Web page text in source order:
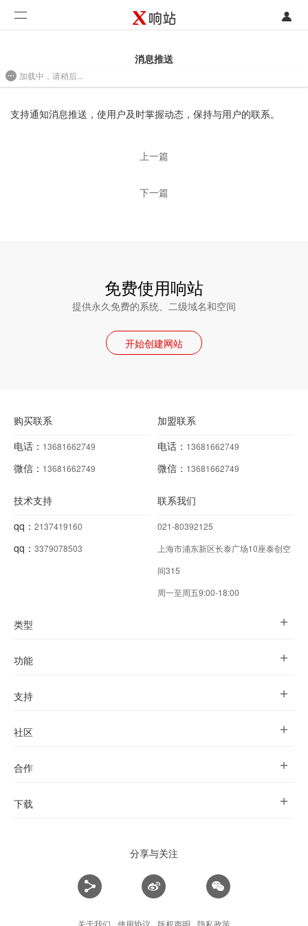
注册
联系销售部门
开发类型
功能
消息推送
支持通知消息推送，使用户及时掌握动态，保持与用户的联系。
上一篇
下一篇
免费使用响站
提供永久免费的系统、二级域名和空间
开始创建网站
购买联系
电话： 13681662749
微信： 13681662749
加盟联系
电话： 13681662749
微信： 13681662749
技术支持
qq： 2137419160
qq： 3379078503
联系我们
021-80392125
上海市浦东新区长泰广场10座泰创空
间315
周一至周五9:00-18:00
类型
功能
支持
社区
合作
下载
分享与关注
加载中，请稍后...